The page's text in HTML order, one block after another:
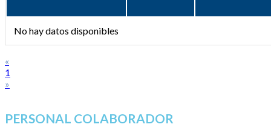
No hay datos disponibles
«
1
»
PERSONAL COLABORADOR